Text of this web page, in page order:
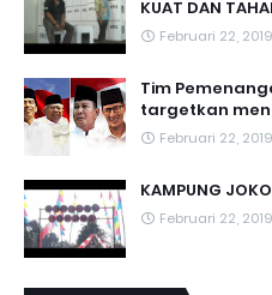
KUAT DAN
Februari 22, 2019
Tim
targetkan
Februari 22, 2019
KAMPUNG
Februari 22, 2019